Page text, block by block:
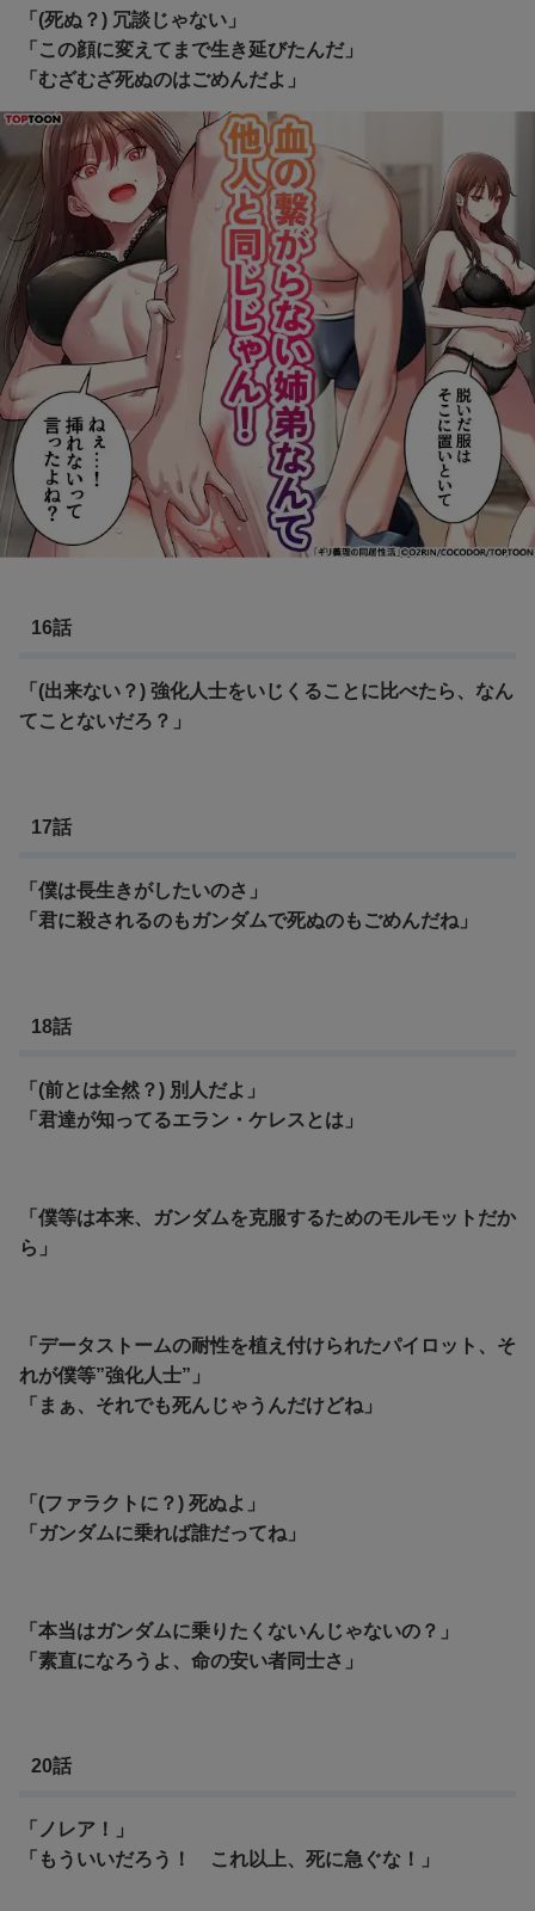
「(死ぬ？) 冗談じゃない」
「この顔に変えてまで生き延びたんだ」
「むざむざ死ぬのはごめんだよ」
16話
「(出来ない？) 強化人士をいじくることに比べたら、なん
てことないだろ？」
17話
「僕は長生きがしたいのさ」
「君に殺されるのもガンダムで死ぬのもごめんだね」
18話
「(前とは全然？) 別人だよ」
「君達が知ってるエラン・ケレスとは」
「僕等は本来、ガンダムを克服するためのモルモットだか
ら」
「データストームの耐性を植え付けられたパイロット、そ
れが僕等”強化人士”」
「まぁ、それでも死んじゃうんだけどね」
「(ファラクトに？) 死ぬよ」
「ガンダムに乗れば誰だってね」
「本当はガンダムに乗りたくないんじゃないの？」
「素直になろうよ、命の安い者同士さ」
20話
「ノレア！」
「もういいだろう！ これ以上、死に急ぐな！」